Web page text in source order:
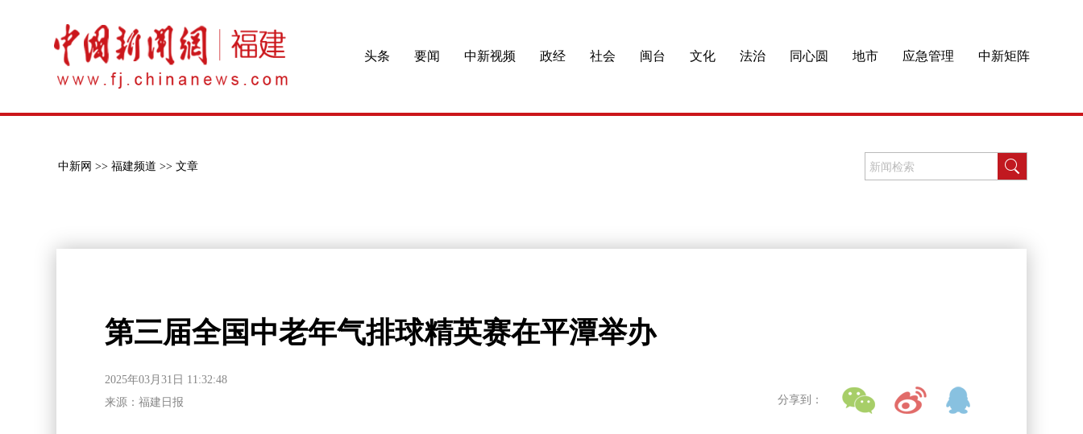
头条 要闻 中新视频 政经 社会 闽台 文化 法治 同心圆 地市 应急管理 中新矩阵
中新网 >> 福建频道 >> 文章
第三届全国中老年气排球精英赛在平潭举办
2025年03月31日 11:32:48
来源：福建日报
分享到：